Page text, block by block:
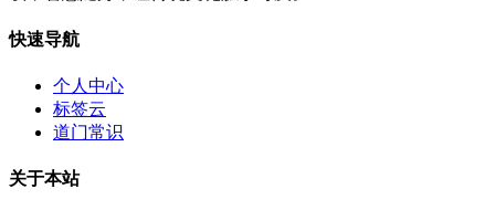
快速导航
个人中心
标签云
道门常识
关于本站